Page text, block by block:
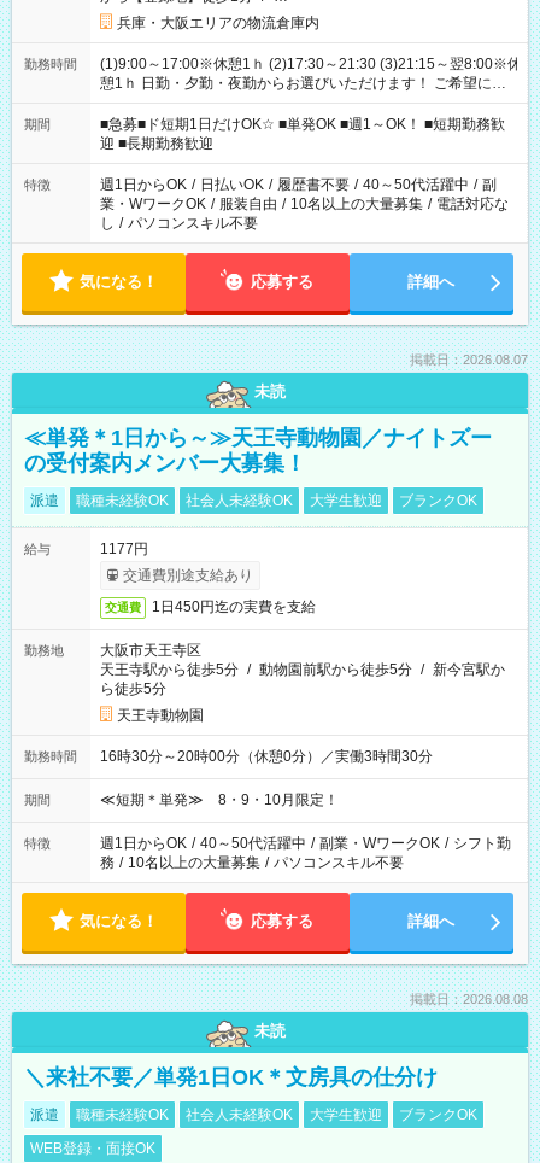
兵庫・大阪エリアの物流倉庫内
勤務時間
(1)9:00～17:00※休憩1ｈ (2)17:30～21:30 (3)21:15～翌8:00※休
憩1ｈ 日勤・夕勤・夜勤からお選びいただけます！ ご希望に合
わせて働けるお仕事です(*^^*) 【その他選べる勤務時間】 8-17
時/9-17時/9-18時/10-18時/11-21時/18-22時/20-翌4時/21-翌5
時/22-翌6時/0-翌8時 ご自身のご都合で選んで頂ける完全自由シ
フト！
期間
■急募■ド短期1日だけOK☆ ■単発OK ■週1～OK！ ■短期勤務歓
迎 ■長期勤務歓迎
特徴 週1日からOK / 日払いOK / 履歴書不要 / 40～50代活躍中 / 副
業・WワークOK / 服装自由 / 10名以上の大量募集 / 電話対応な
し / パソコンスキル不要
気になる！ 応募する 詳細へ
掲載日：2026.08.07
未読
≪単発＊1日から～≫天王寺動物園／ナイトズー
の受付案内メンバー大募集！
派遣 職種未経験OK 社会人未経験OK 大学生歓迎 ブランクOK
給与
1177円
交通費別途支給あり
交通費 1日450円迄の実費を支給
勤務地
大阪市天王寺区
天王寺駅から徒歩5分 / 動物園前駅から徒歩5分 / 新今宮駅か
ら徒歩5分
天王寺動物園
勤務時間 16時30分～20時00分（休憩0分）／実働3時間30分
期間 ≪短期＊単発≫ 8・9・10月限定！
特徴 週1日からOK / 40～50代活躍中 / 副業・WワークOK / シフト勤
務 / 10名以上の大量募集 / パソコンスキル不要
気になる！ 応募する 詳細へ
掲載日：2026.08.08
未読
＼来社不要／単発1日OK＊文房具の仕分け
派遣 職種未経験OK 社会人未経験OK 大学生歓迎
ブランクOK
WEB登録・面接OK